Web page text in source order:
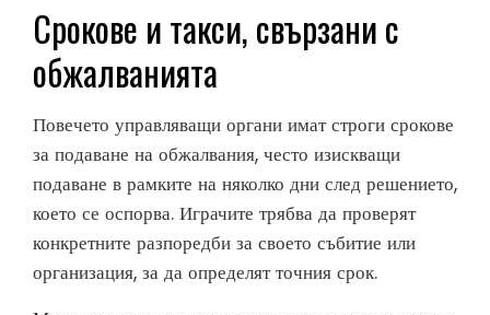
Срокове и такси, свързани с
обжалванията
Повечето управляващи органи имат строги срокове
за подаване на обжалвания, често изискващи
подаване в рамките на няколко дни след решението,
което се оспорва. Играчите трябва да проверят
конкретните разпоредби за своето събитие или
организация, за да определят точния срок.